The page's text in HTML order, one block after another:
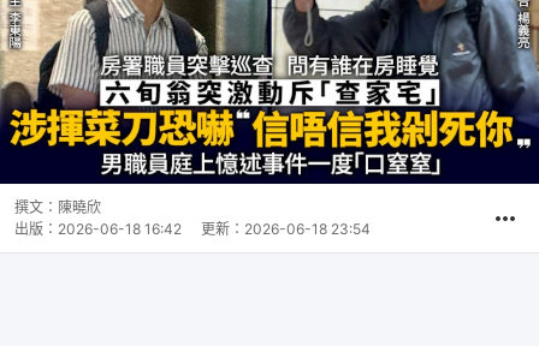
撰文： 陳曉欣
出版： 2026-06-18 16:42 更新： 2026-06-18 23:54